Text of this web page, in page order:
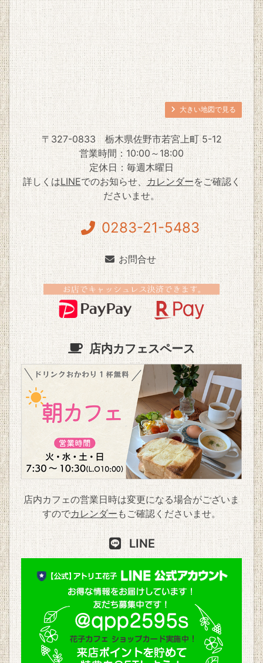
大きい地図で見る
〒327-0833
栃木県佐野市若宮上町 5-12
営業時間：10:00～18:00
定休日：毎週木曜日
詳しくはLINEでのお知らせ、カレンダーをご確認く
ださいませ。
0283-21-5483
お問合せ
店内カフェスペース
店内カフェの営業日時は変更になる場合がございま
すのでカレンダーもご確認くださいませ。
LINE